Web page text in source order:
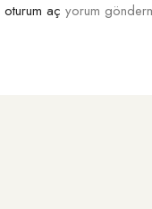
oturum aç yorum